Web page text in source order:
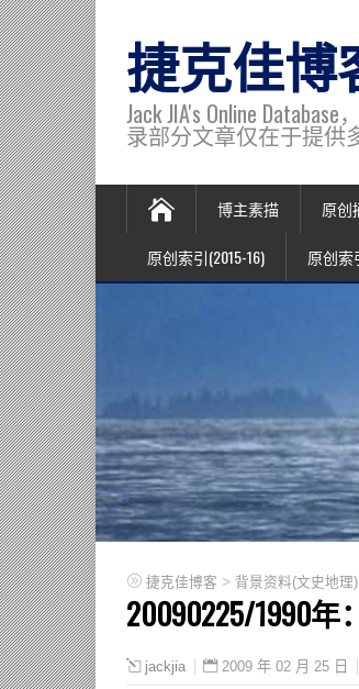
捷克佳博
Jack JIA's Online
录部分文章仅在于提供
博主素描 原创
原创索引(2015-16) 原创索
捷克佳博客 > 背景资料(文史地理)
20090225/1990
jackjia 2009 年 02 月 25 日